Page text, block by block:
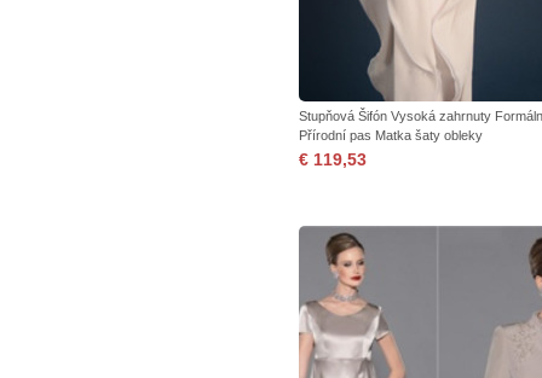
Stupňová Šifón Vysoká zahrnuty
Přírodní pas Matka šaty obleky
€ 119,53